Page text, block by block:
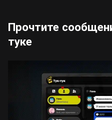
Прочтите
туке